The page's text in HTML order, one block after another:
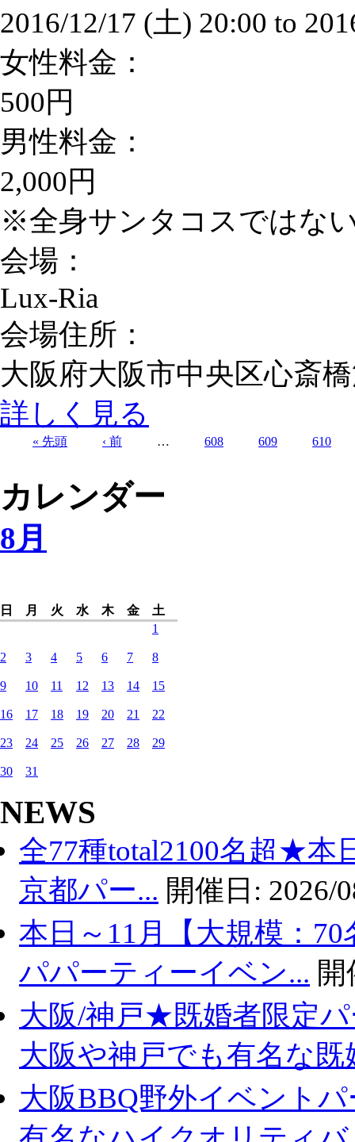
2016/12/17 (土) 20:00 to
女性料金：
500円
男性料金：
2,000円
※全身サンタコスではな
会場：
Lux-Ria
会場住所：
大阪府大阪市中央区心斎
詳しく見る
ページ
« 先頭 ‹ 前 … 608 609 610
カレンダー
8月
日 月 火 水 木 金
土
1
2 3 4 5 6 7 8
9 10 11 12 13 14 15
16 17 18 19 20 21 22
23 24 25 26 27 28 29
30 31
NEWS
全77種total2100名超★本
京都パー... 開催日: 2026/
本日～11月【大規模：
パパーティーイベン...
大阪/神戸★既婚者限定
大阪や神戸でも有名な既
大阪BBQ野外イベント